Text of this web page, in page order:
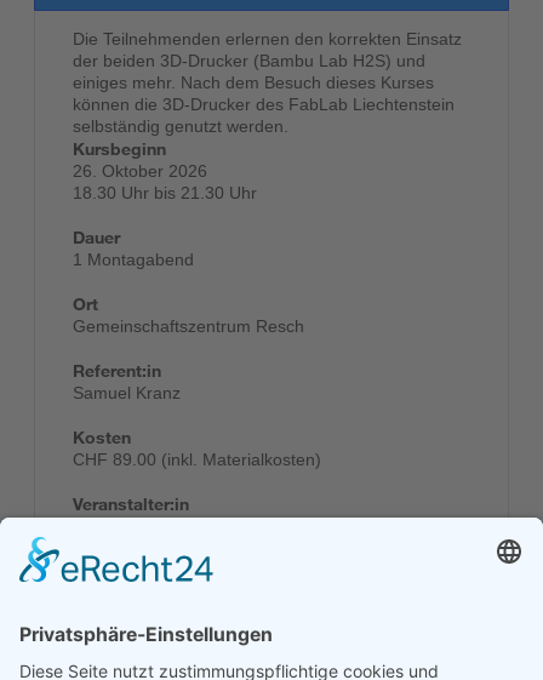
Die Teilnehmenden erlernen den korrekten Einsatz
der beiden 3D-Drucker (Bambu Lab H2S) und
einiges mehr. Nach dem Besuch dieses Kurses
können die 3D-Drucker des FabLab Liechtenstein
selbständig genutzt werden.
Kursbeginn
26. Oktober 2026
18.30 Uhr bis 21.30 Uhr
Dauer
1 Montagabend
Ort
Gemeinschaftszentrum Resch
Referent:in
Samuel Kranz
Kosten
CHF 89.00 (inkl. Materialkosten)
Veranstalter:in
Anmelden